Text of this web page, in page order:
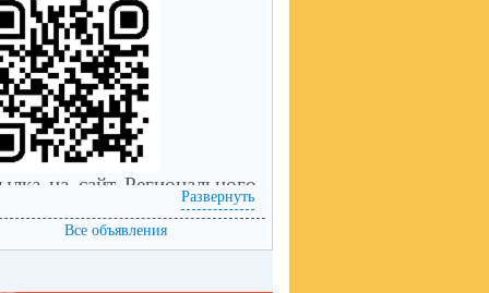
на сайт Регионального
содействия развитию
отдыха и оздоровления
Волгоградской области
Развернуть
Все объявления